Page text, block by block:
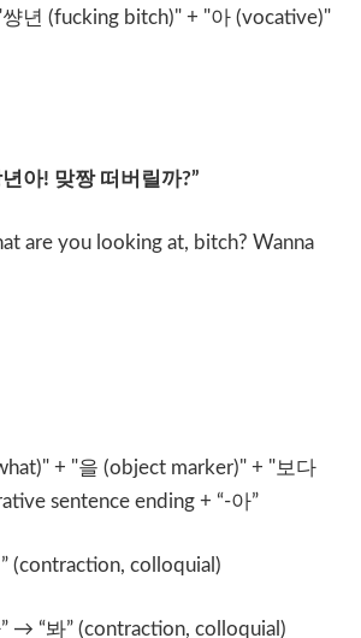
썅년 (fucking bitch)" + "아 (vocative)"
아! 맞짱 떠버릴까?”
are you looking at, bitch? Wanna
+ "을 (object marker)" + "보다
sentence ending + “-아”
” (contraction, colloquial)
” → “봐” (contraction, colloquial)